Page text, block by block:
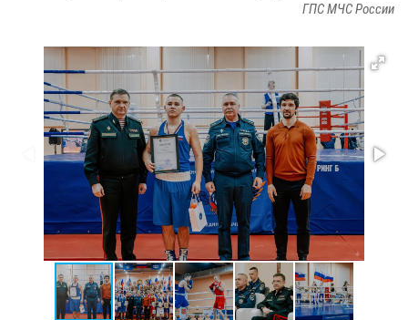
ГПС МЧС России